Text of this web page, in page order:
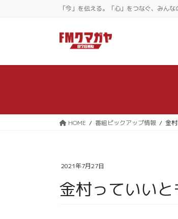
に
ョ
動
「今」を伝える。「心」をつなぐ、みんな
HOME 番組ピックアップ情報 金
2021年7月27日
金村っていいと